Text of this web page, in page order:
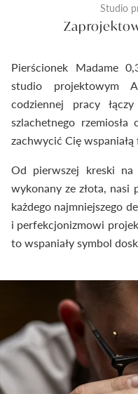
Studio
Pierścionek Madame
studio projektowym
codziennej pracy
szlachetnego
zachwycić Cię
Od pierwszej kreski
wykonany ze złota,
każdego najmniejszego
i perfekcjonizmowi
to wspaniały symbol